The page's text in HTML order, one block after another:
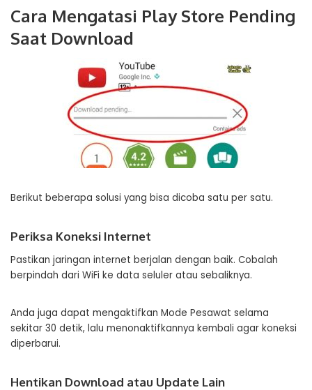
Cara Mengatasi Play Store Pending
Saat Download
Berikut beberapa solusi yang bisa dicoba satu per satu.
Periksa Koneksi Internet
Pastikan jaringan internet berjalan dengan baik. Cobalah
berpindah dari WiFi ke data seluler atau sebaliknya.
Anda juga dapat mengaktifkan Mode Pesawat selama
sekitar 30 detik, lalu menonaktifkannya kembali agar koneksi
diperbarui.
Hentikan Download atau Update Lain